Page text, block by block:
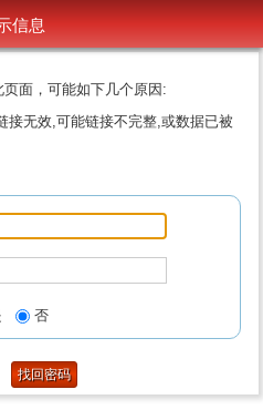
信息
面，可能如下几个原因:
接无效,可能链接不完整,或数据已被
否